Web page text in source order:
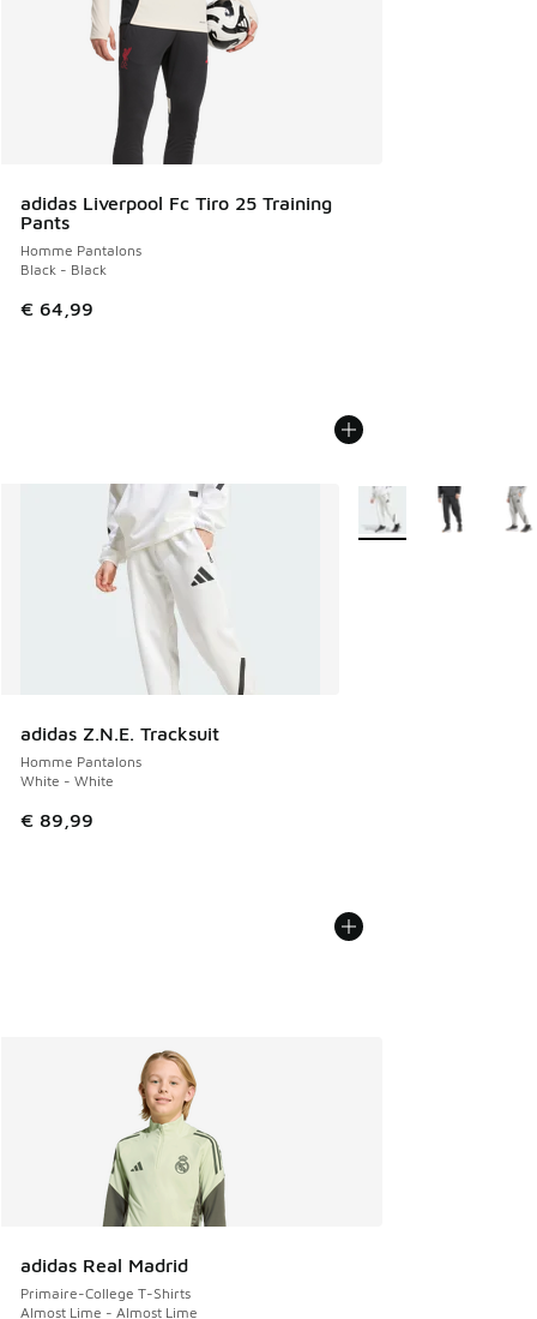
adidas Liverpool Fc Tiro 25 Training
Pants
Homme Pantalons
Black - Black
€ 64,99
adidas Z.N.E. Tracksuit
Homme Pantalons
White - White
€ 89,99
Plus de couleurs
adidas Real Madrid
Primaire-College T-Shirts
Almost Lime - Almost Lime